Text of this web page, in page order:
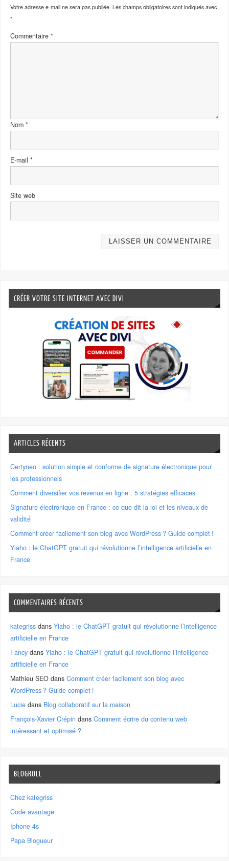
Votre adresse e-mail ne sera pas publiée. Les champs obligatoires sont indiqués avec
*
Commentaire *
Nom *
E-mail *
Site web
CRÉER VOTRE SITE INTERNET AVEC DIVI
ARTICLES RÉCENTS
Certyneo : solution simple et conforme de signature électronique pour
les professionnels
Comment diversifier vos revenus en ligne : 5 stratégies efficaces
Signature électronique en France : ce que dit la loi et les niveaux de
validité
Comment créer facilement son blog avec WordPress ? Guide complet !
Yiaho : le ChatGPT gratuit qui révolutionne l’intelligence artificielle en
France
COMMENTAIRES RÉCENTS
kategriss dansYiaho : le ChatGPT gratuit qui révolutionne l’intelligence
artificielle en France
Fancy dansYiaho : le ChatGPT gratuit qui révolutionne l’intelligence
artificielle en France
Mathieu SEO dansComment créer facilement son blog avec
WordPress ? Guide complet !
Lucie dans Blog collaboratif sur la maison
François-Xavier Crépin dansComment écrire du contenu web
intéressant et optimisé ?
BLOGROLL
Chez kategriss
Code avantage
Iphone 4s
Papa Blogueur